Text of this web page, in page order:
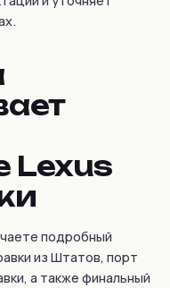
Lexus
подробный
из Штатов, порт
а также финальный